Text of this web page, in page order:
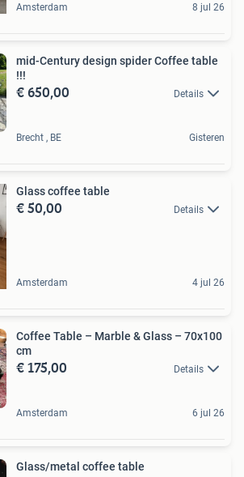
Amsterdam 8 jul 26
mid-Century design spider Coffee table
!!!
€ 650,00 Details
Brecht , BE Gisteren
Glass coffee table
€ 50,00 Details
Amsterdam 4 jul 26
Coffee Table – Marble & Glass – 70x100
cm
€ 175,00 Details
Amsterdam 6 jul 26
Glass/metal coffee table